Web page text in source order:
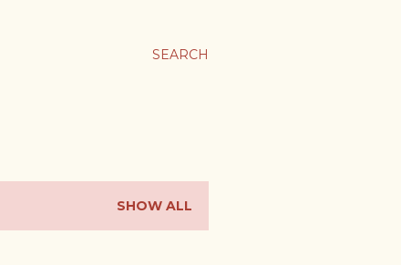
SEARCH
SHOW ALL